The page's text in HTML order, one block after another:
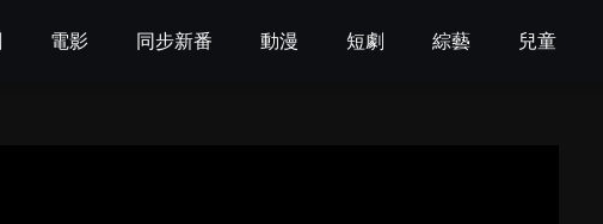
電影 同步新番 動漫 短劇 綜藝 兒童